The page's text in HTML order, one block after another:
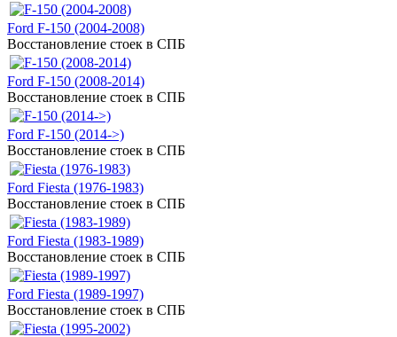
Ford F-150 (2004-2008)
Восстановление стоек в СПБ
Ford F-150 (2008-2014)
Восстановление стоек в СПБ
Ford F-150 (2014->)
Восстановление стоек в СПБ
Ford Fiesta (1976-1983)
Восстановление стоек в СПБ
Ford Fiesta (1983-1989)
Восстановление стоек в СПБ
Ford Fiesta (1989-1997)
Восстановление стоек в СПБ